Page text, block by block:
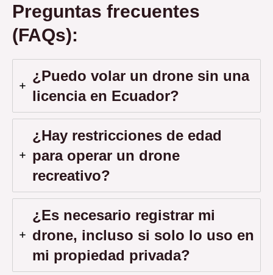
Preguntas frecuentes
(FAQs):
¿Puedo volar un drone sin una
licencia en Ecuador?
¿Hay restricciones de edad
para operar un drone
recreativo?
¿Es necesario registrar mi
drone, incluso si solo lo uso en
mi propiedad privada?